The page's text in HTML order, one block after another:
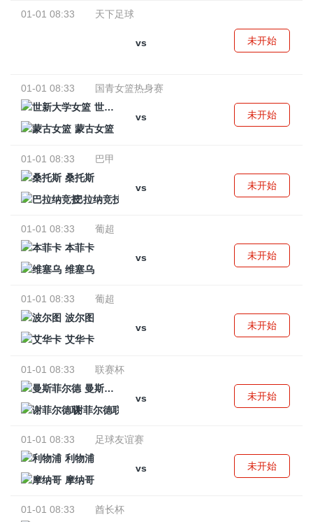
01-01 08:33 天下足球
vs 未开始
01-01 08:33
国青女篮热身赛
世新大学女篮
vs
蒙古女篮
未开始
01-01 08:33
巴甲
桑托斯
vs
巴拉纳竞技
未开始
01-01 08:33
葡超
本菲卡
vs
维塞乌
未开始
01-01 08:33
葡超
波尔图
vs
艾华卡
未开始
01-01 08:33
联赛杯
曼斯菲尔德
vs
谢菲尔德联
未开始
01-01 08:33
足球友谊赛
利物浦
vs
摩纳哥
未开始
01-01 08:33
酋长杯